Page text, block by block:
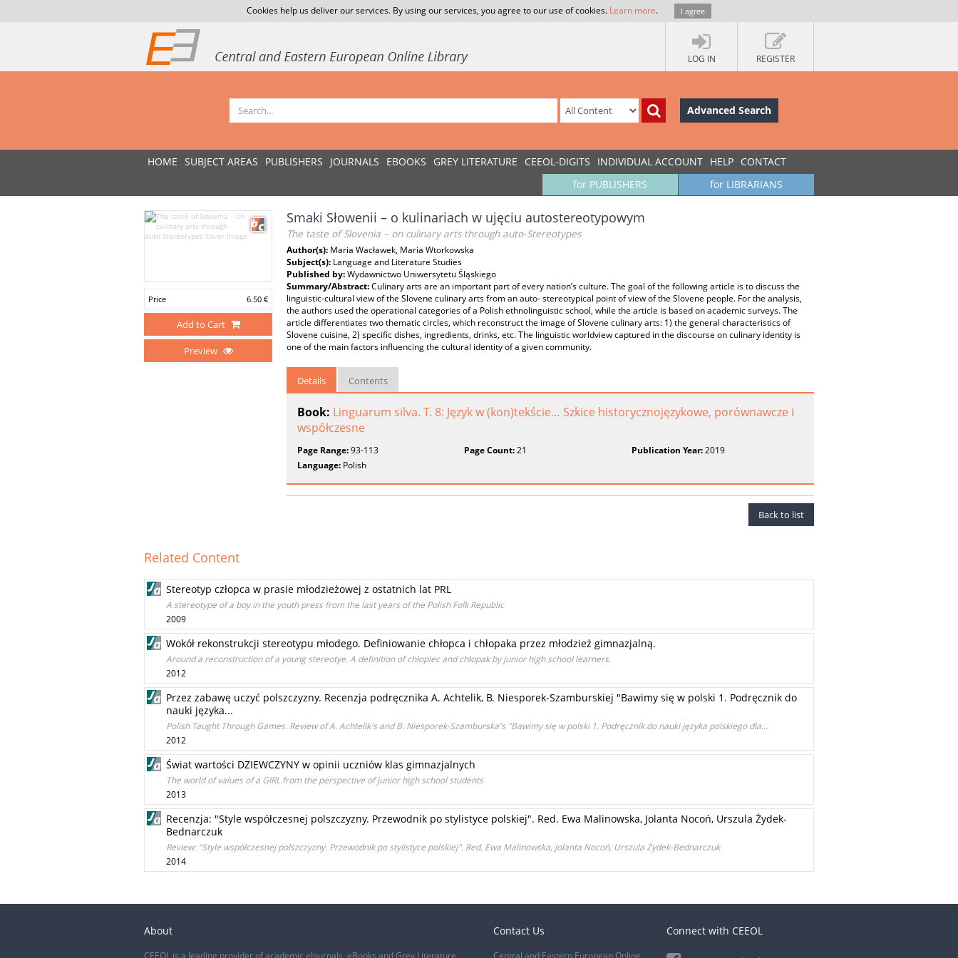
Cookies help us deliver our services. By using our services, you agree to our use of cookies. Learn more. I agree
LOG IN REGISTER
Advanced Search
HOME SUBJECT AREAS PUBLISHERS JOURNALS EBOOKS GREY LITERATURE CEEOL-DIGITS INDIVIDUAL ACCOUNT HELP CONTACT
for LIBRARIANS
for PUBLISHERS
Price 6.50 €
Add to Cart
Preview
Smaki Słowenii – o kulinariach w ujęciu autostereotypowym
The taste of Slovenia – on culinary arts through auto‑Stereotypes
Author(s): Maria Wacławek, Maria Wtorkowska
Subject(s): Language and Literature Studies
Published by:Wydawnictwo Uniwersytetu Śląskiego
Summary/Abstract:Culinary arts are an important part of every nation’s culture. The goal of the following article is to discuss the
linguistic‑cultural view of the Slovene culinary arts from an auto‑ stereotypical point of view of the Slovene people. For the analysis,
the authors used the operational categories of a Polish ethnolinguistic school, while the article is based on academic surveys. The
article differentiates two thematic circles, which reconstruct the image of Slovene culinary arts: 1) the general characteristics of
Slovene cuisine, 2) specific dishes, ingredients, drinks, etc. The linguistic worldview captured in the discourse on culinary identity is
one of the main factors influencing the cultural identity of a given community.
Details Contents
Book: Linguarum silva. T. 8: Język w (kon)tekście… Szkice historycznojęzykowe, porównawcze i
współczesne
Page Range:93-113 Page Count:21 Publication Year:2019
Language: Polish
Back to list
Related Content
Stereotyp człopca w prasie młodzieżowej z ostatnich lat PRL
A stereotype of a boy in the youth press from the last years of the Polish Folk Republic
2009
Wokół rekonstrukcji stereotypu młodego. Definiowanie chłopca i chłopaka przez młodzież gimnazjalną.
Around a reconstruction of a young stereotye. A definition of chłopiec and chłopak by junior high school learners.
2012
Przez zabawę uczyć polszczyzny. Recenzja podręcznika A. Achtelik, B. Niesporek-Szamburskiej "Bawimy się w polski 1. Podręcznik do
nauki języka...
Polish Taught Through Games. Review of A. Achtelik's and B. Niesporek-Szamburska's "Bawimy się w polski 1. Podręcznik do nauki języka polskiego dla...
2012
Świat wartości DZIEWCZYNY w opinii uczniów klas gimnazjalnych
The world of values of a GIRL from the perspective of junior high school students
2013
Recenzja: "Style współczesnej polszczyzny. Przewodnik po stylistyce polskiej". Red. Ewa Malinowska, Jolanta Nocoń, Urszula Żydek-
Bednarczuk
Review: "Style współczesnej polszczyzny. Przewodnik po stylistyce polskiej". Red. Ewa Malinowska, Jolanta Nocoń, Urszula Żydek-Bednarczuk
2014
About
CEEOL is a leading provider of academic eJournals, eBooks and Grey Literature
Contact Us
Central and Eastern European Online
Connect with CEEOL